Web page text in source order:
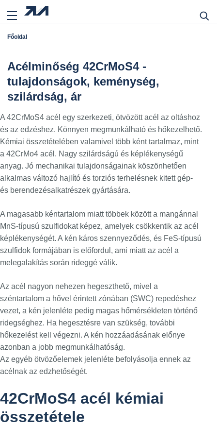
Főoldal
Acélminőség 42CrMoS4 -
tulajdonságok, keménység,
szilárdság, ár
A 42CrMoS4 acél egy szerkezeti, ötvözött acél az oltáshoz
és az edzéshez. Könnyen megmunkálható és hőkezelhető.
Kémiai összetételében valamivel több ként tartalmaz, mint
a 42CrMo4 acél. Nagy szilárdságú és képlékenységű
anyag. Jó mechanikai tulajdonságainak köszönhetően
alkalmas változó hajlító és torziós terhelésnek kitett gép-
és berendezésalkatrészek gyártására.
A magasabb kéntartalom miatt többek között a mangánnal
MnS-típusú szulfidokat képez, amelyek csökkentik az acél
képlékenységét. A kén káros szennyeződés, és FeS-típusú
szulfidok formájában is előfordul, ami miatt az acél a
melegalakítás során rideggé válik.
Az acél nagyon nehezen hegeszthető, mivel a
széntartalom a hővel érintett zónában (SWC) repedéshez
vezet, a kén jelenléte pedig magas hőmérsékleten történő
ridegséghez. Ha hegesztésre van szükség, további
hőkezelést kell végezni. A kén hozzáadásának előnye
azonban a jobb megmunkálhatóság.
Az egyéb ötvözőelemek jelenléte befolyásolja ennek az
acélnak az edzhetőségét.
42CrMoS4 acél kémiai
összetétele